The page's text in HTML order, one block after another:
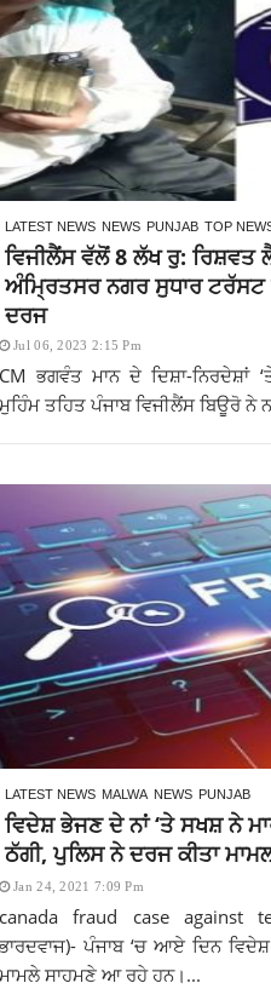
LATEST NEWS NEWS PUNJAB TOP
ਵਿਜੀਲੈਂਸ ਵੱਲੋਂ 8 ਲੱਖ ਰੁ: ਰਿਸ਼ਵਤ
ਅੰਮ੍ਰਿਤਸਰ ਨਗਰ ਸੁਧਾਰ ਟਰੱਸਟ
ਦਰਜ
Jul 06, 2023 2:15 Pm
CM ਭਗਵੰਤ ਮਾਨ ਦੇ ਦਿਸ਼ਾ-ਨਿਰਦੇਸ਼ਾਂ
ਮੁਹਿੰਮ ਤਹਿਤ ਪੰਜਾਬ ਵਿਜੀਲੈਂਸ ਬਿਊਰੋ ਨੇ
LATEST NEWS MALWA NEWS PUNJAB
ਵਿਦੇਸ਼ ਭੇਜਣ ਦੇ ਨਾਂ ‘ਤੇ ਸਖਸ਼ ਨੇ
ਠੱਗੀ, ਪੁਲਿਸ ਨੇ ਦਰਜ ਕੀਤਾ
Jan 24, 2021 7:09 Pm
canada fraud case against
ਭਾਰਦਵਾਜ)- ਪੰਜਾਬ ‘ਚ ਆਏ ਦਿਨ
ਮਾਮਲੇ ਸਾਹਮਣੇ ਆ ਰਹੇ ਹਨ।...